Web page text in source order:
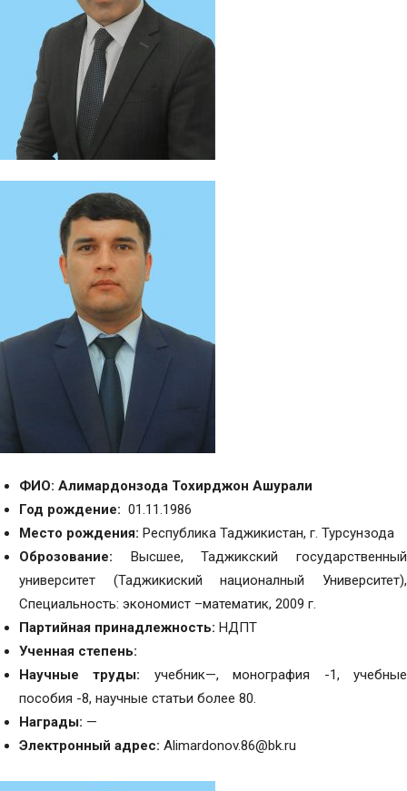
ФИО: Алимардонзода Тохирджон Ашурали
Год рождение: 01.11.1986
Место рождения: Республика Таджикистан, г. Турсунзода
Оброзование: Высшее, Таджикский государственный
университет (Таджикиский националный Университет),
Специальность: экономист –математик, 2009 г.
Партийная принадлежность: НДПТ
Ученная степень:
Научные труды: учебник—, монография -1, учебные
пособия -8, научные статьи более 80.
Награды: —
Электронный адрес: Alimardonov.86@bk.ru